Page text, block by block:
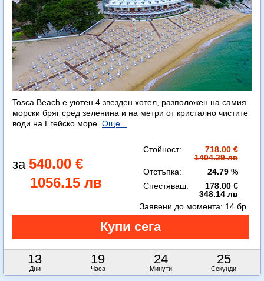
Tosca Beach е уютен 4 звезден хотел, разположен на самия
морски бряг сред зеленина и на метри от кристално чистите
води на Егейско море. Още...
540.00 €
1056.15 лв
Стойност:
718.00 €
1404.29 лв
Отстъпка:
24.79 %
Спестяваш:
178.00 €
348.14 лв
13
Дни
19
Часа
24
Минути
24
Секунди
Заявени до момента: 14 бр.